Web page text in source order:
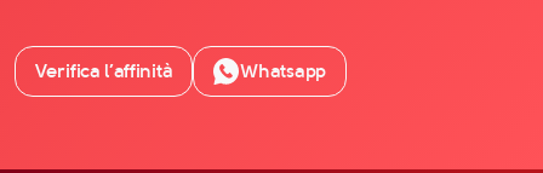
Verifica l’affinità Whatsapp